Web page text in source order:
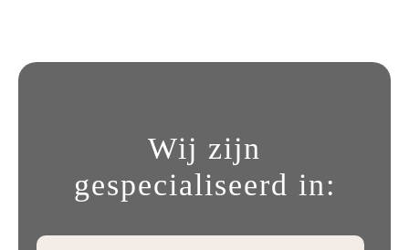
Wij zijn
gespecialiseerd in: